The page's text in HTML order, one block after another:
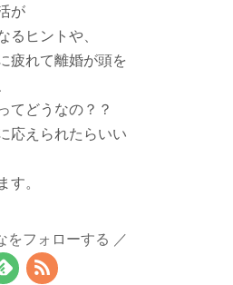
が
るヒントや、
疲れて離婚が頭を
てどうなの？？
応えられたらいい
す。
をフォローする